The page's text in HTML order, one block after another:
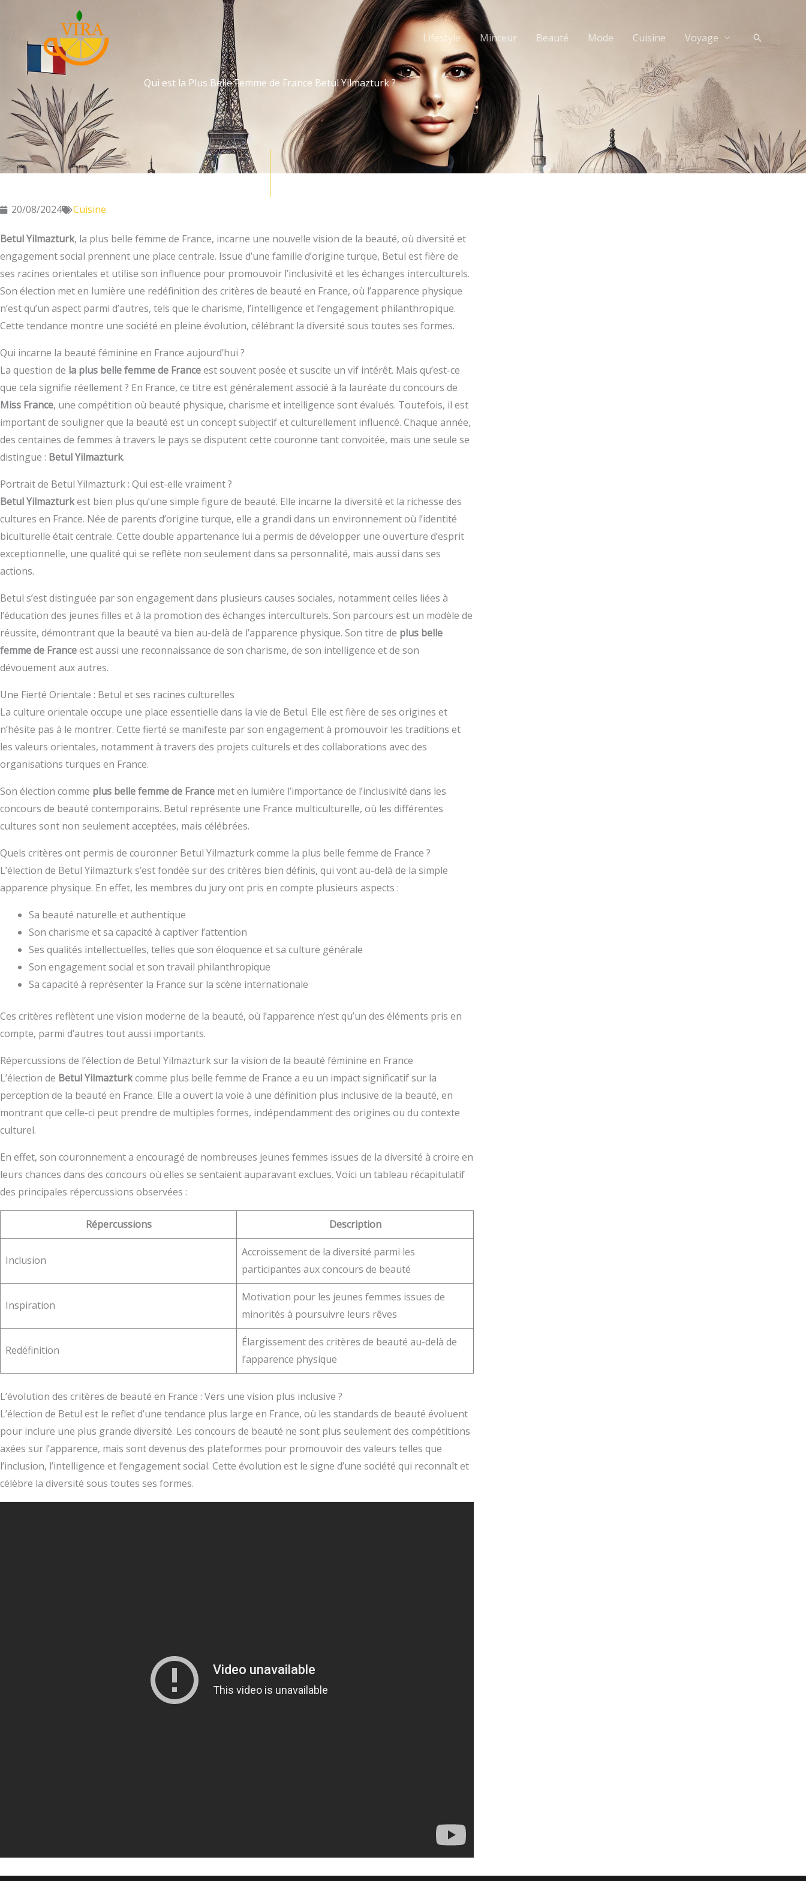
contenu
Lifestyle Minceur Beauté Mode Cuisine Voyage
Qui est la Plus Belle Femme de France Betul Yilmazturk ?
20/08/2024 Cuisine
Betul Yilmazturk, la plus belle femme de France, incarne une nouvelle vision de la beauté, où diversité et
engagement social prennent une place centrale. Issue d’une famille d’origine turque, Betul est fière de
ses racines orientales et utilise son influence pour promouvoir l’inclusivité et les échanges interculturels.
Son élection met en lumière une redéfinition des critères de beauté en France, où l’apparence physique
n’est qu’un aspect parmi d’autres, tels que le charisme, l’intelligence et l’engagement philanthropique.
Cette tendance montre une société en pleine évolution, célébrant la diversité sous toutes ses formes.
Qui incarne la beauté féminine en France aujourd’hui ?
La question de la plus belle femme de Franceest souvent posée et suscite un vif intérêt. Mais qu’est-ce
que cela signifie réellement ? En France, ce titre est généralement associé à la lauréate du concours de
Miss France, une compétition où beauté physique, charisme et intelligence sont évalués. Toutefois, il est
important de souligner que la beauté est un concept subjectif et culturellement influencé. Chaque année,
des centaines de femmes à travers le pays se disputent cette couronne tant convoitée, mais une seule se
distingue : Betul Yilmazturk.
Portrait de Betul Yilmazturk : Qui est-elle vraiment ?
Betul Yilmazturkest bien plus qu’une simple figure de beauté. Elle incarne la diversité et la richesse des
cultures en France. Née de parents d’origine turque, elle a grandi dans un environnement où l’identité
biculturelle était centrale. Cette double appartenance lui a permis de développer une ouverture d’esprit
exceptionnelle, une qualité qui se reflète non seulement dans sa personnalité, mais aussi dans ses
actions.
Betul s’est distinguée par son engagement dans plusieurs causes sociales, notamment celles liées à
l’éducation des jeunes filles et à la promotion des échanges interculturels. Son parcours est un modèle de
réussite, démontrant que la beauté va bien au-delà de l’apparence physique. Son titre de plus belle
femme de Franceest aussi une reconnaissance de son charisme, de son intelligence et de son
dévouement aux autres.
Une Fierté Orientale : Betul et ses racines culturelles
La culture orientale occupe une place essentielle dans la vie de Betul. Elle est fière de ses origines et
n’hésite pas à le montrer. Cette fierté se manifeste par son engagement à promouvoir les traditions et
les valeurs orientales, notamment à travers des projets culturels et des collaborations avec des
organisations turques en France.
Son élection comme plus belle femme de France met en lumière l’importance de l’inclusivité dans les
concours de beauté contemporains. Betul représente une France multiculturelle, où les différentes
cultures sont non seulement acceptées, mais célébrées.
Quels critères ont permis de couronner Betul Yilmazturk comme la plus belle femme de France ?
L’élection de Betul Yilmazturk s’est fondée sur des critères bien définis, qui vont au-delà de la simple
apparence physique. En effet, les membres du jury ont pris en compte plusieurs aspects :
Sa beauté naturelle et authentique
Son charisme et sa capacité à captiver l’attention
Ses qualités intellectuelles, telles que son éloquence et sa culture générale
Son engagement social et son travail philanthropique
Sa capacité à représenter la France sur la scène internationale
Ces critères reflètent une vision moderne de la beauté, où l’apparence n’est qu’un des éléments pris en
compte, parmi d’autres tout aussi importants.
Répercussions de l’élection de Betul Yilmazturk sur la vision de la beauté féminine en France
L’élection de Betul Yilmazturkcomme plus belle femme de France a eu un impact significatif sur la
perception de la beauté en France. Elle a ouvert la voie à une définition plus inclusive de la beauté, en
montrant que celle-ci peut prendre de multiples formes, indépendamment des origines ou du contexte
culturel.
En effet, son couronnement a encouragé de nombreuses jeunes femmes issues de la diversité à croire en
leurs chances dans des concours où elles se sentaient auparavant exclues. Voici un tableau récapitulatif
des principales répercussions observées :
Répercussions Description
Inclusion
Accroissement de la diversité parmi les
participantes aux concours de beauté
Inspiration
Motivation pour les jeunes femmes issues de
minorités à poursuivre leurs rêves
Redéfinition
Élargissement des critères de beauté au-delà de
l’apparence physique
L’évolution des critères de beauté en France : Vers une vision plus inclusive ?
L’élection de Betul est le reflet d’une tendance plus large en France, où les standards de beauté évoluent
pour inclure une plus grande diversité. Les concours de beauté ne sont plus seulement des compétitions
axées sur l’apparence, mais sont devenus des plateformes pour promouvoir des valeurs telles que
l’inclusion, l’intelligence et l’engagement social. Cette évolution est le signe d’une société qui reconnaît et
célèbre la diversité sous toutes ses formes.